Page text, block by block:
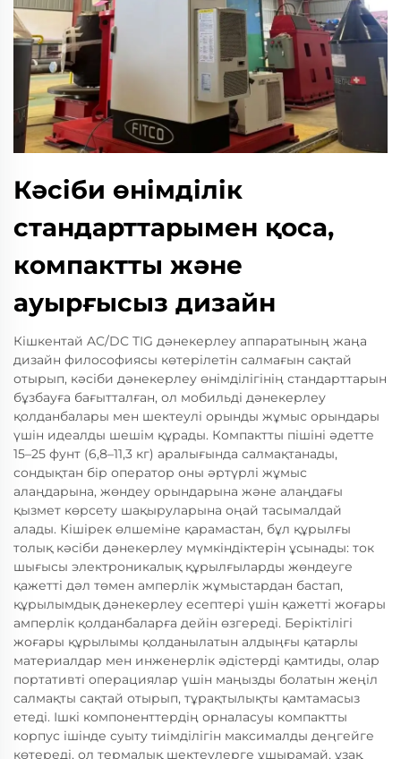
Кәсіби өнімділік
стандарттарымен қоса,
компактты және
ауырғысыз дизайн
Кішкентай AC/DC TIG дәнекерлеу аппаратының жаңа
дизайн философиясы көтерілетін салмағын сақтай
отырып, кәсіби дәнекерлеу өнімділігінің стандарттарын
бұзбауға бағытталған, ол мобильді дәнекерлеу
қолданбалары мен шектеулі орынды жұмыс орындары
үшін идеалды шешім құрады. Компактты пішіні әдетте
15–25 фунт (6,8–11,3 кг) аралығында салмақтанады,
сондықтан бір оператор оны әртүрлі жұмыс
алаңдарына, жөндеу орындарына және алаңдағы
қызмет көрсету шақыруларына оңай тасымалдай
алады. Кішірек өлшеміне қарамастан, бұл құрылғы
толық кәсіби дәнекерлеу мүмкіндіктерін ұсынады: ток
шығысы электроникалық құрылғыларды жөндеуге
қажетті дәл төмен амперлік жұмыстардан бастап,
құрылымдық дәнекерлеу есептері үшін қажетті жоғары
амперлік қолданбаларға дейін өзгереді. Беріктілігі
жоғары құрылымы қолданылатын алдыңғы қатарлы
материалдар мен инженерлік әдістерді қамтиды, олар
портативті операциялар үшін маңызды болатын жеңіл
салмақты сақтай отырып, тұрақтылықты қамтамасыз
етеді. Ішкі компоненттердің орналасуы компактты
корпус ішінде суыту тиімділігін максималды деңгейге
көтереді, ол термалық шектеулерге ұшырамай, ұзақ